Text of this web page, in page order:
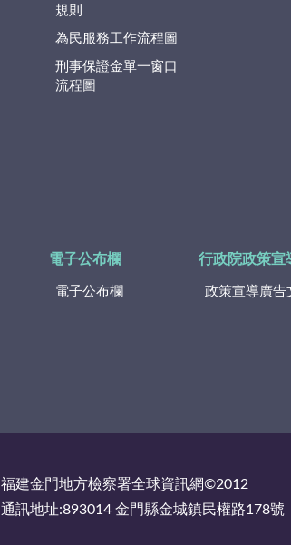
規則
為民服務工作流程圖
刑事保證金單一窗口
流程圖
電子公布欄
電子公布欄
行政院政策宣
政策宣導廣告
福建金門地方檢察署全球資訊網©2012
通訊地址:893014 金門縣金城鎮民權路178號